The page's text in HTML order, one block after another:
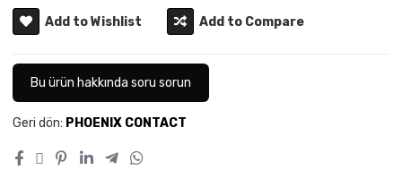
Add to Wishlist Add to Compare
Bu ürün hakkında soru sorun
Geri dön: PHOENIX CONTACT